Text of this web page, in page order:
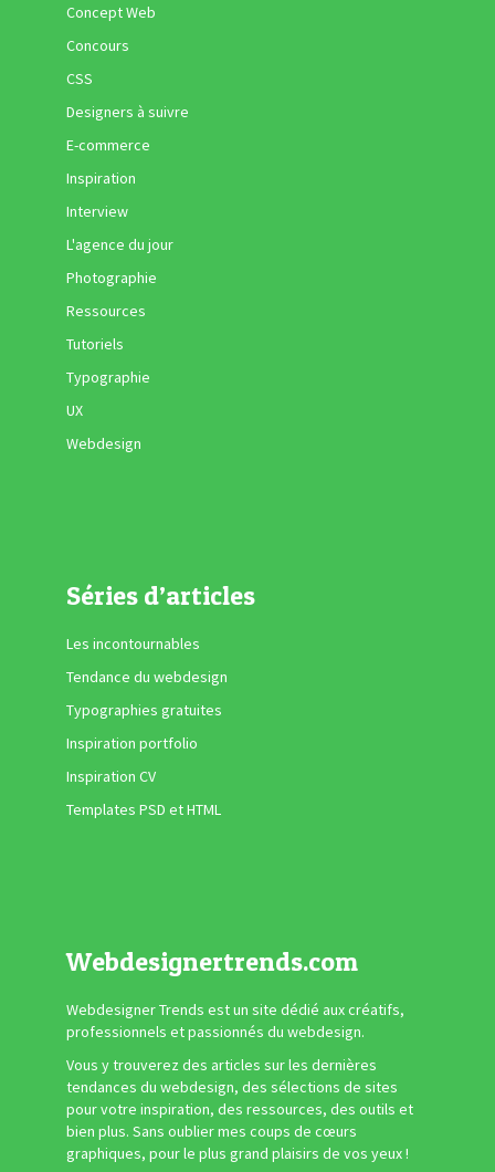
Concept Web
Concours
CSS
Designers à suivre
E-commerce
Inspiration
Interview
L'agence du jour
Photographie
Ressources
Tutoriels
Typographie
UX
Webdesign
Séries d’articles
Les incontournables
Tendance du webdesign
Typographies gratuites
Inspiration portfolio
Inspiration CV
Templates PSD et HTML
Webdesignertrends.com
Webdesigner Trends est un site dédié aux créatifs,
professionnels et passionnés du webdesign.
Vous y trouverez des articles sur les dernières
tendances du webdesign, des sélections de sites
pour votre inspiration, des ressources, des outils et
bien plus. Sans oublier mes coups de cœurs
graphiques, pour le plus grand plaisirs de vos yeux !